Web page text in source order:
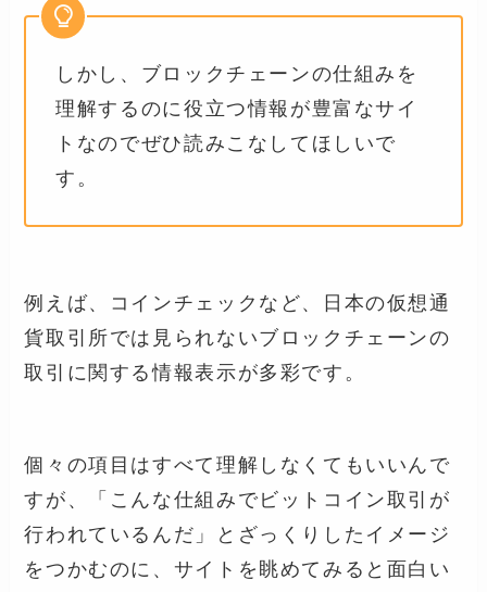
しかし、ブロックチェーンの仕組みを
理解するのに役立つ情報が豊富なサイ
トなのでぜひ読みこなしてほしいで
す。
例えば、コインチェックなど、日本の仮想通
貨取引所では見られないブロックチェーンの
取引に関する情報表示が多彩です。
個々の項目はすべて理解しなくてもいいんで
すが、「こんな仕組みでビットコイン取引が
行われているんだ」とざっくりしたイメージ
をつかむのに、サイトを眺めてみると面白い